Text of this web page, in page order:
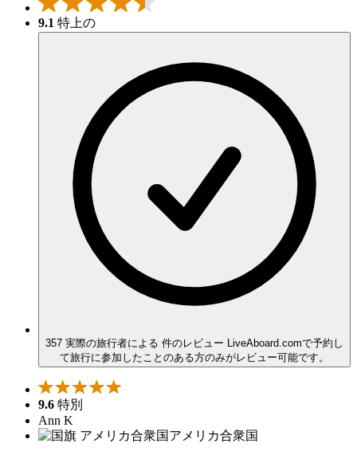
9.1 特上の
357 実際の旅行者による 件のレビュー
LiveAboard.comで予約し
て旅行に参加したことのある方のみがレビュー可能です。
9.6 特別
Ann K
アメリカ合衆国